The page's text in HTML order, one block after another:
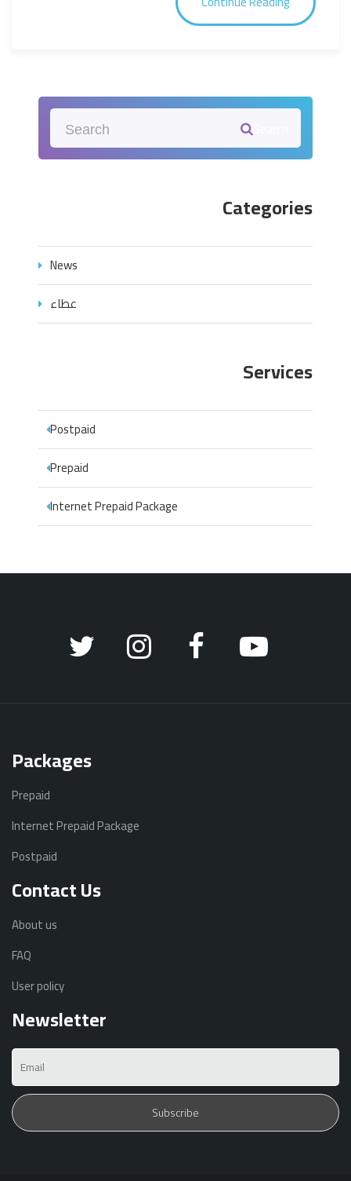
Categories
News
عطاء
Services
Postpaid
Prepaid
Internet Prepaid Package
Packages
Prepaid
Internet Prepaid Package
Postpaid
Contact Us
About us
FAQ
User policy
Newsletter